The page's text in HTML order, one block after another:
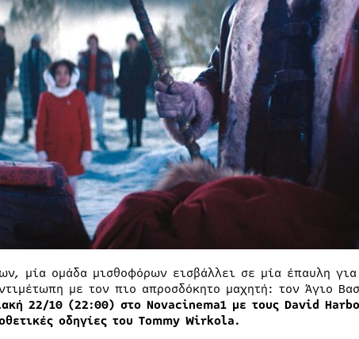
μία ομάδα μισθοφόρων εισβάλλει σε μία έπαυλη
με τον πιο απροσδόκητο μαχητή: τον Άγιο
22/10 (22:00) στο Novacinema1 με τους David
οδηγίες του Tommy Wirkola.